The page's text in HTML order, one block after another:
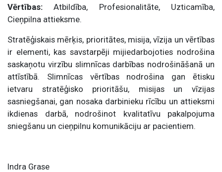
Vērtības: Atbildība, Profesionalitāte, Uzticamība,
Cieņpilna attieksme.
Stratēģiskais mērķis, prioritātes, misija, vīzija un vērtības
ir elementi, kas savstarpēji mijiedarbojoties nodrošina
saskaņotu virzību slimnīcas darbības nodrošināšanā un
attīstībā. Slimnīcas vērtības nodrošina gan ētisku
ietvaru stratēģisko prioritāšu, misijas un vīzijas
sasniegšanai, gan nosaka darbinieku rīcību un attieksmi
ikdienas darbā, nodrošinot kvalitatīvu pakalpojuma
sniegšanu un cieņpilnu komunikāciju ar pacientiem.
Indra Grase